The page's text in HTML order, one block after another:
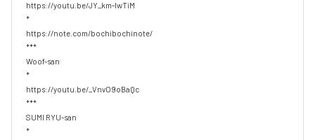
https://youtu.be/JY_km-IwTiM
*
https://note.com/bochibochinote/
***
Woof-san
*
https://youtu.be/_VnvO9oBaQc
***
SUMI RYU-san
*